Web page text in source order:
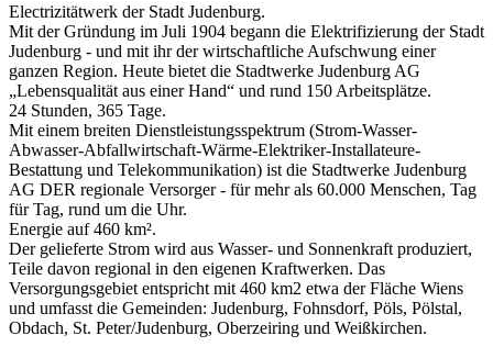
Electrizitätwerk der Stadt Judenburg.
Mit der Gründung im Juli 1904 begann die Elektrifizierung der Stadt
Judenburg - und mit ihr der wirtschaftliche Aufschwung einer
ganzen Region. Heute bietet die Stadtwerke Judenburg AG
„Lebensqualität aus einer Hand“ und rund 150 Arbeitsplätze.
24 Stunden, 365 Tage.
Mit einem breiten Dienstleistungsspektrum (Strom-Wasser-
Abwasser-Abfallwirtschaft-Wärme-Elektriker-Installateure-
Bestattung und Telekommunikation) ist die Stadtwerke Judenburg
AG DER regionale Versorger - für mehr als 60.000 Menschen, Tag
für Tag, rund um die Uhr.
Energie auf 460 km².
Der gelieferte Strom wird aus Wasser- und Sonnenkraft produziert,
Teile davon regional in den eigenen Kraftwerken. Das
Versorgungsgebiet entspricht mit 460 km2 etwa der Fläche Wiens
und umfasst die Gemeinden: Judenburg, Fohnsdorf, Pöls, Pölstal,
Obdach, St. Peter/Judenburg, Oberzeiring und Weißkirchen.